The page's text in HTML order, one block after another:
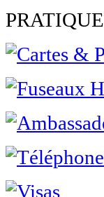
PRATIQUE